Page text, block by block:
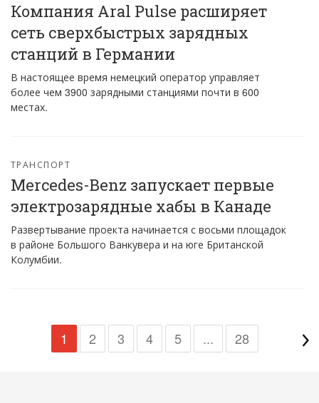
Компания Aral Pulse расширяет
сеть сверхбыстрых зарядных
станций в Германии
В настоящее время немецкий оператор управляет
более чем 3900 зарядными станциями почти в 600
местах.
ТРАНСПОРТ
Mercedes-Benz запускает первые
электрозарядные хабы в Канаде
Развертывание проекта начинается с восьми площадок
в районе Большого Ванкувера и на юге Британской
Колумбии.
1 2 3 4 5 ... 28